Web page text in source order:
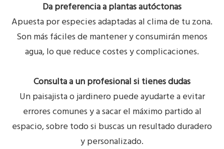
Da preferencia a plantas autóctonas
Apuesta por especies adaptadas al clima de tu zona.
Son más fáciles de mantener y consumirán menos
agua, lo que reduce costes y complicaciones.
Consulta a un profesional si tienes dudas
Un paisajista o jardinero puede ayudarte a evitar
errores comunes y a sacar el máximo partido al
espacio, sobre todo si buscas un resultado duradero
y personalizado.